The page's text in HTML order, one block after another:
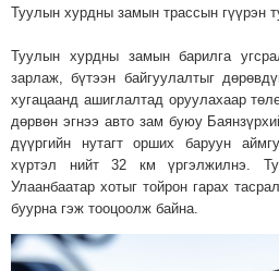
ЭРГЭН
ТАЙМ"ЫН
ЭРГЭН
ТОЙРОНД
ГРАНАТ
ДЭЛБЭРСЭН
ОСЛЫН
ЭРГЭН
Туулын хурдны замын трассын гүүрэн
Туулын хурдны замын барилга
зарлаж, бүтээн байгуулалтыг
хугацаанд ашиглалтад оруулахаар
дөрвөн эгнээ авто зам буюу
дүүргийн нутагт орших баруун
хүртэл нийт 32 км үргэлжилнэ.
Улаанбаатар хотыг тойрон гарах
буурна гэж тооцоолж байна.